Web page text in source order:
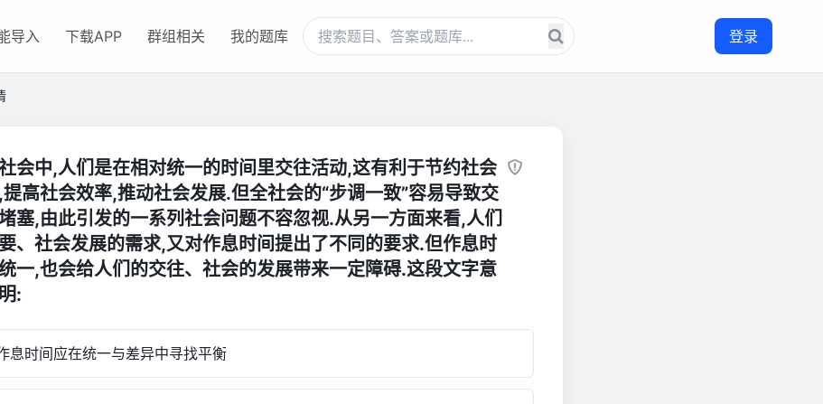
导入 下载APP 群组相关 我的题库 登录
会中,人们是在相对统一的时间里交往活动,这有利于节约社会
高社会效率,推动社会发展.但全社会的“步调一致”容易导致交
塞,由此引发的一系列社会问题不容忽视.从另一方面来看,人们
、社会发展的需求,又对作息时间提出了不同的要求.但作息时
一,也会给人们的交往、社会的发展带来一定障碍.这段文字意
:
息时间应在统一与差异中寻找平衡